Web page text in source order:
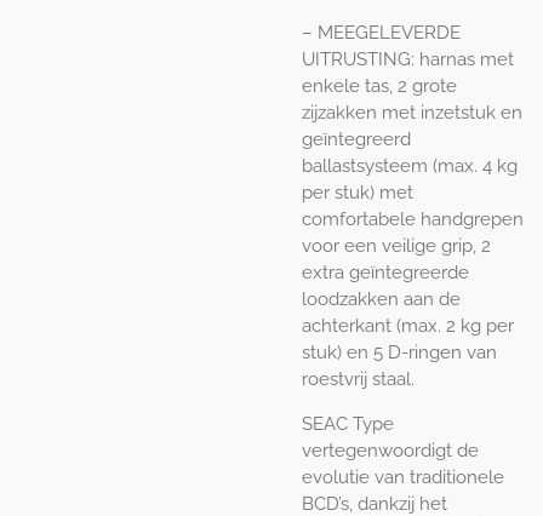
– MEEGELEVERDE
UITRUSTING: harnas met
enkele tas, 2 grote
zijzakken met inzetstuk en
geïntegreerd
ballastsysteem (max. 4 kg
per stuk) met
comfortabele handgrepen
voor een veilige grip, 2
extra geïntegreerde
loodzakken aan de
achterkant (max. 2 kg per
stuk) en 5 D-ringen van
roestvrij staal.
SEAC Type
vertegenwoordigt de
evolutie van traditionele
BCD’s, dankzij het